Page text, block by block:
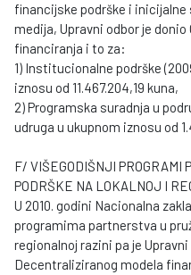
financijske podrške i
medija, Upravni odbor je
financiranja i to za:
1) Institucionalne podrške
iznosu od 11.467.204,19 kuna,
2) Programska suradnja u
udruga u ukupnom iznosu od
F/ VIŠEGODIŠNJI PROGRAMI
PODRŠKE NA LOKALNOJ I
U 2010. godini Nacionalna
programima partnerstva u
regionalnoj razini pa je
Decentraliziranog modela